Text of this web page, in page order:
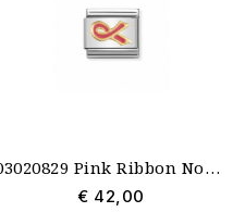
03020829 Pink Ribbon Nomination schakel emaille met goud
€ 42,00